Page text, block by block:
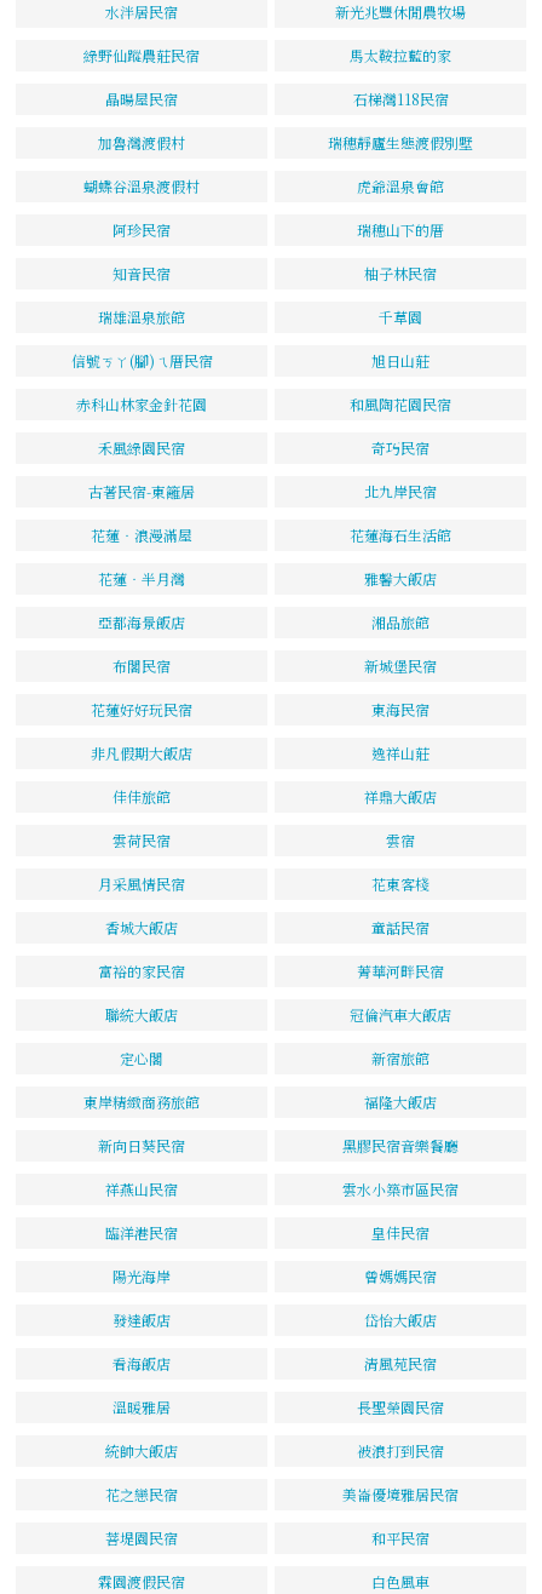
水泮居民宿 新光兆豐休閒農牧場
綠野仙蹤農莊民宿 馬太鞍拉藍的家
晶暘屋民宿 石梯灣118民宿
加魯灣渡假村 瑞穗靜廬生態渡假別墅
蝴蝶谷溫泉渡假村 虎爺溫泉會館
阿珍民宿 瑞穗山下的厝
知音民宿 柚子林民宿
瑞雄溫泉旅館 千草園
信號ㄎㄚ(腳)ㄟ厝民宿 旭日山莊
赤科山林家金針花園 和風陶花園民宿
禾風綠園民宿 奇巧民宿
古著民宿-東籬居 北九岸民宿
花蓮‧浪漫滿屋 花蓮海石生活館
花蓮‧半月灣 雅馨大飯店
亞都海景飯店 湘品旅館
布閣民宿 新城堡民宿
花蓮好好玩民宿 東海民宿
非凡假期大飯店 逸祥山莊
佳佳旅館 祥鼎大飯店
雲荷民宿 雲宿
月采風情民宿 花東客棧
香城大飯店 童話民宿
富裕的家民宿 菁華河畔民宿
聯統大飯店 冠倫汽車大飯店
定心閣 新宿旅館
東岸精緻商務旅館 福隆大飯店
新向日葵民宿 黑膠民宿音樂餐廳
祥燕山民宿 雲水小築市區民宿
臨洋港民宿 皇佳民宿
陽光海岸 曾媽媽民宿
發達飯店 岱怡大飯店
看海飯店 清風苑民宿
溫暖雅居 長聖榮園民宿
統帥大飯店 被浪打到民宿
花之戀民宿 美崙優境雅居民宿
菩堤園民宿 和平民宿
霖園渡假民宿 白色風車